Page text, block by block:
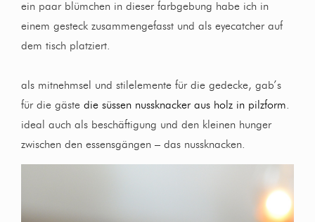
ein paar blümchen in dieser farbgebung habe ich in
einem gesteck zusammengefasst und als eyecatcher auf
dem tisch platziert.
als mitnehmsel und stilelemente für die gedecke, gab’s
für die gäste die süssen nussknacker aus holz in pilzform.
ideal auch als beschäftigung und den kleinen hunger
zwischen den essensgängen – das nussknacken.